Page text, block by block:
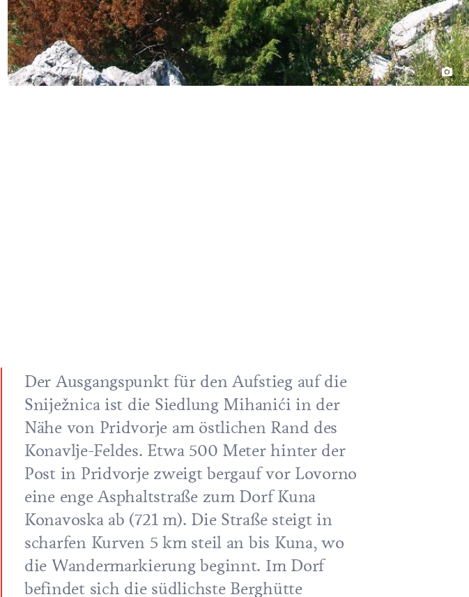
Der Ausgangspunkt für den Aufstieg auf die
Sniježnica ist die Siedlung Mihanići in der
Nähe von Pridvorje am östlichen Rand des
Konavlje-Feldes. Etwa 500 Meter hinter der
Post in Pridvorje zweigt bergauf vor Lovorno
eine enge Asphaltstraße zum Dorf Kuna
Konavoska ab (721 m). Die Straße steigt in
scharfen Kurven 5 km steil an bis Kuna, wo
die Wandermarkierung beginnt. Im Dorf
befindet sich die südlichste Berghütte